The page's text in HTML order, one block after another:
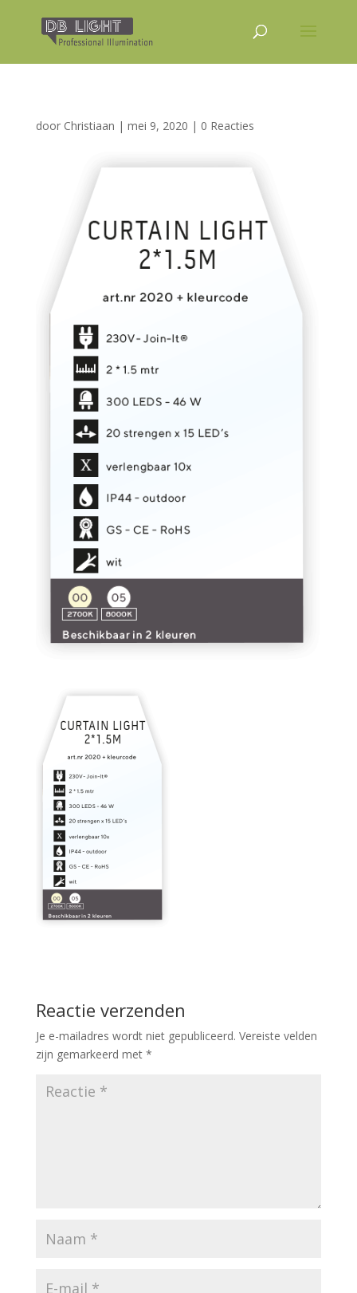
door Christiaan | mei 9, 2020 | 0 Reacties
Reactie verzenden
Je e-mailadres wordt niet gepubliceerd. Vereiste velden
zijn gemarkeerd met *